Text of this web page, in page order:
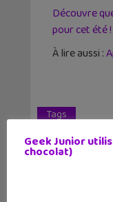
Découvre
pour cet été !
À lire aussi :
Tags
Stéréotypes
Geek Junior
chocolat)